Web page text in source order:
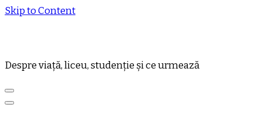
Skip to Content
Despre viață, liceu, studenție și ce urmează